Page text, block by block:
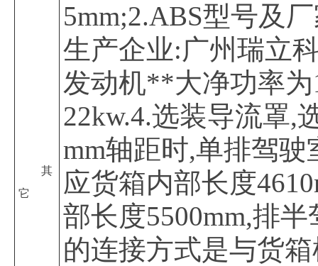
其
它
5mm;2.ABS型号及
生产企业:广州瑞立
发动机**大净功率为
22kw.4.选装导流罩,
mm轴距时,单排驾
应货箱内部长度
部长度5500mm,排
的连接方式是与货